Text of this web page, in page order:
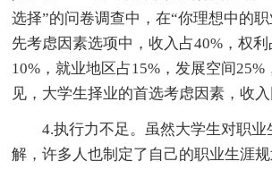
选择”的问卷调查中，在“你理想中的
先考虑因素选项中，收入占40%，权利
10%，就业地区占15%，发展空间25%
见，大学生择业的首选考虑因素，收入
4.执行力不足。虽然大学生对职业
解，许多人也制定了自己的职业生涯